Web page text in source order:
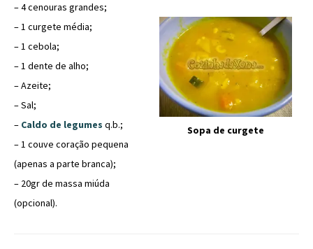
– 4 cenouras grandes;
– 1 curgete média;
– 1 cebola;
– 1 dente de alho;
– Azeite;
– Sal;
– Caldo de legumes q.b.;
– 1 couve coração pequena
(apenas a parte branca);
– 20gr de massa miúda
(opcional).
Sopa de curgete